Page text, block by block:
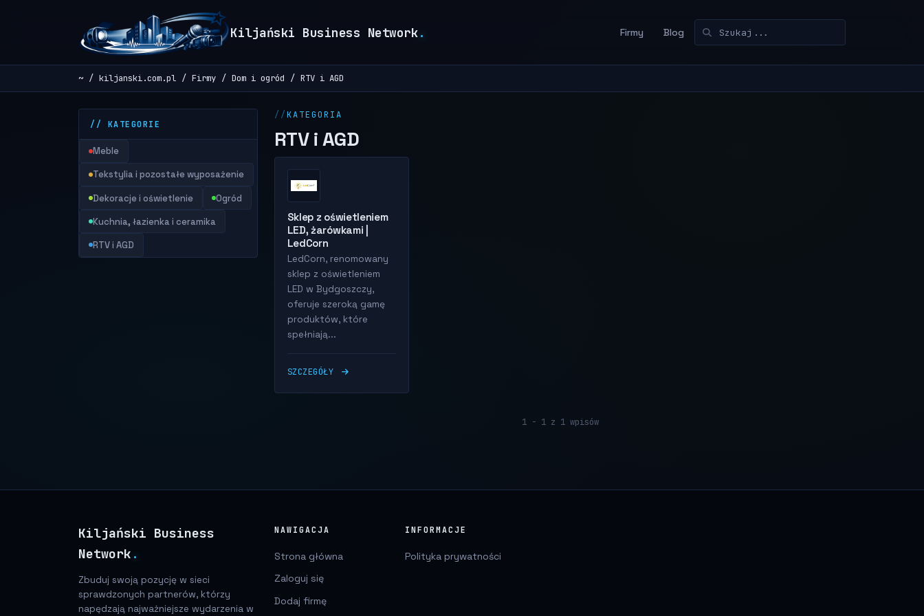
Kiljański Business Network. Firmy Blog
~ kiljanski.com.pl Firmy Dom i ogród RTV i AGD
// KATEGORIE
Meble
Tekstylia i pozostałe wyposażenie
Dekoracje i oświetlenie Ogród
Kuchnia, łazienka i ceramika
RTV i AGD
KATEGORIA
RTV i AGD
Sklep z oświetleniem
LED, żarówkami |
LedCorn
LedCorn, renomowany
sklep z oświetleniem
LED w Bydgoszczy,
oferuje szeroką gamę
produktów, które
spełniają...
SZCZEGÓŁY
1 - 1 z 1 wpisów
Kiljański Business
Network .
Zbuduj swoją pozycję w sieci
sprawdzonych partnerów, którzy
napędzają najważniejsze wydarzenia w
NAWIGACJA
Strona główna
Zaloguj się
Dodaj firmę
INFORMACJE
Polityka prywatności